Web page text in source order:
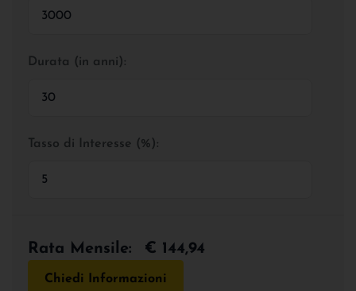
Durata (in anni):
Tasso di Interesse (%):
Rata Mensile: € 144,94
Chiedi Informazioni